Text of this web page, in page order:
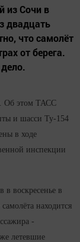
из Сочи в
двадцать
что самолёт
от берега.
Об этом ТАСС
и шасси Ту-154
в ходе
инспекции
воскресенье в
находится
-
летевшие